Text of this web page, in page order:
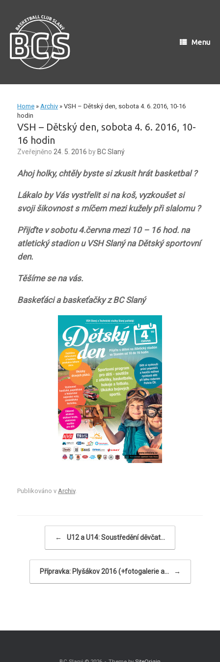
content
Menu
Home » Archiv » VSH – Dětský den, sobota 4. 6. 2016, 10-16
hodin
VSH – Dětský den, sobota 4. 6. 2016, 10-
16 hodin
Zveřejněno 24. 5. 2016 by BC Slaný
Ahoj holky, chtěly byste si zkusit hrát basketbal ?
Lákalo by Vás vystřelit si na koš, vyzkoušet si
svoji šikovnost s míčem mezi kužely při slalomu ?
Přijďte v sobotu 4.června mezi 10 – 16 hod. na
atletický stadion u VSH Slaný na Dětský sportovní
den.
Těšíme se na vás.
Baskeťáci a baskeťačky z BC Slaný
Publikováno v Archiv.
← U12 a U14: Soustředění děvčat…
Přípravka: Plyšákov 2016 (+fotogalerie a… →